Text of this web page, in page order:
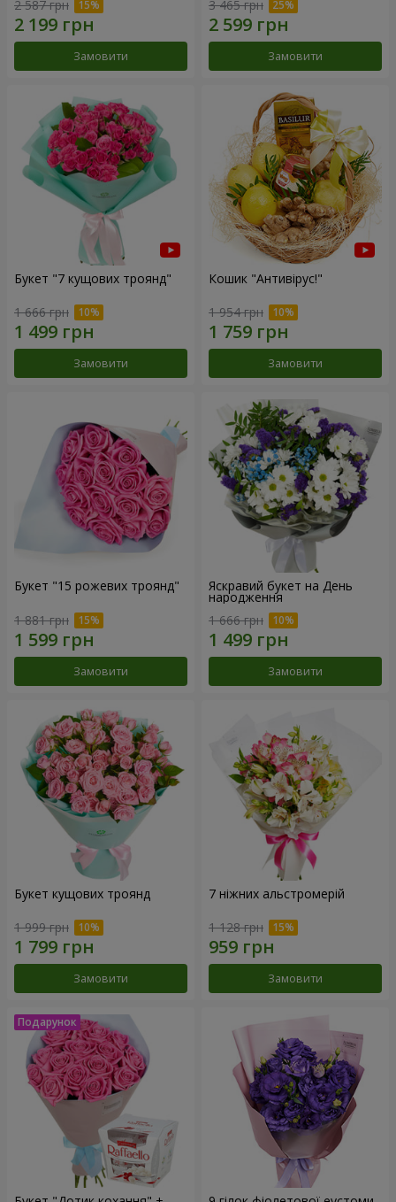
2 587 грн
Замовити
3 465 грн
Замовити
Букет "7 кущових троянд"
1 666 грн
Замовити
Кошик "Антивірус!"
1 954 грн
Замовити
Букет "15 рожевих троянд"
1 881 грн
Замовити
Яскравий букет на День
народження
1 666 грн
Замовити
Букет кущових троянд
1 999 грн
Замовити
7 ніжних альстромерій
1 128 грн
Замовити